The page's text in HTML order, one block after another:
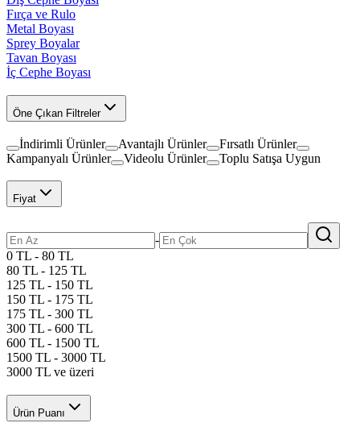
Fırça ve Rulo
Metal Boyası
Sprey Boyalar
Tavan Boyası
İç Cephe Boyası
Öne Çıkan Filtreler
İndirimli Ürünler Avantajlı Ürünler
Fırsatlı Ürünler
Kampanyalı Ürünler
Videolu Ürünler Toplu Satışa Uygun
Fiyat
-
0 TL - 80 TL
80 TL - 125 TL
125 TL - 150 TL
150 TL - 175 TL
175 TL - 300 TL
300 TL - 600 TL
600 TL - 1500 TL
1500 TL - 3000 TL
3000 TL ve üzeri
Ürün Puanı